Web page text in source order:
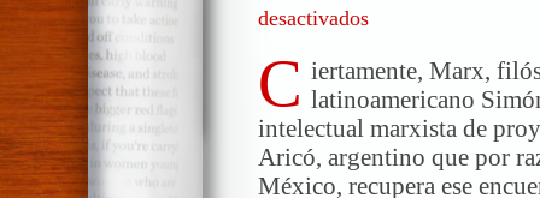
desactivados
Bolívar
según
Aricó
C iertamente, Marx,
latinoamericano
intelectual marxista de
Aricó, argentino que por
México, recupera ese